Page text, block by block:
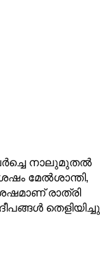
നാലുമുതല്‍
മേല്‍ശാന്തി,
രാത്രി
തെളിയിച്ചു